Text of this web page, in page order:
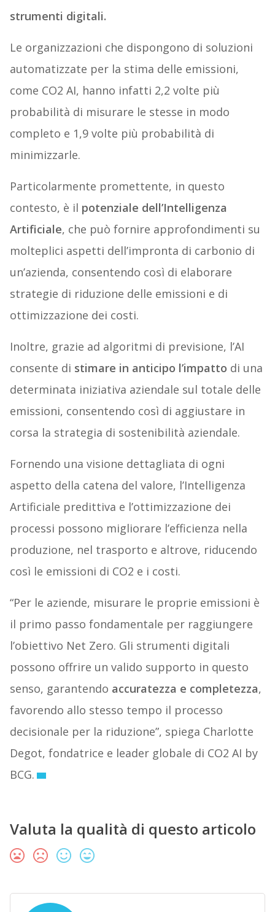
strumenti digitali.
Le organizzazioni che dispongono di soluzioni
automatizzate per la stima delle emissioni,
come CO2 AI, hanno infatti 2,2 volte più
probabilità di misurare le stesse in modo
completo e 1,9 volte più probabilità di
minimizzarle.
Particolarmente promettente, in questo
contesto, è il potenziale dell’Intelligenza
Artificiale, che può fornire approfondimenti su
molteplici aspetti dell’impronta di carbonio di
un’azienda, consentendo così di elaborare
strategie di riduzione delle emissioni e di
ottimizzazione dei costi.
Inoltre, grazie ad algoritmi di previsione, l’AI
consente di stimare in anticipo l’impatto di una
determinata iniziativa aziendale sul totale delle
emissioni, consentendo così di aggiustare in
corsa la strategia di sostenibilità aziendale.
Fornendo una visione dettagliata di ogni
aspetto della catena del valore, l’Intelligenza
Artificiale predittiva e l’ottimizzazione dei
processi possono migliorare l’efficienza nella
produzione, nel trasporto e altrove, riducendo
così le emissioni di CO2 e i costi.
“Per le aziende, misurare le proprie emissioni è
il primo passo fondamentale per raggiungere
l’obiettivo Net Zero. Gli strumenti digitali
possono offrire un valido supporto in questo
senso, garantendo accuratezza e completezza,
favorendo allo stesso tempo il processo
decisionale per la riduzione”, spiega Charlotte
Degot, fondatrice e leader globale di CO2 AI by
BCG.
Valuta la qualità di questo articolo